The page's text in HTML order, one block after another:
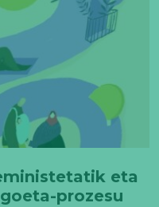
eta
prozesu